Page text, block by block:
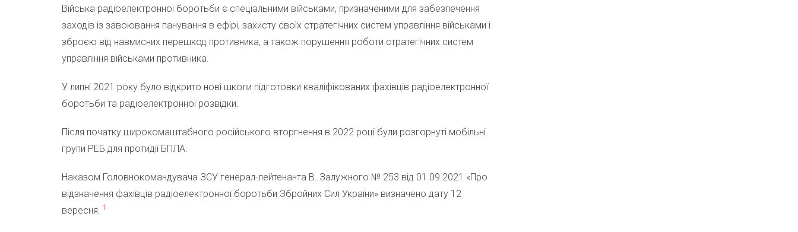
Війська радіоелектронної боротьби є спеціальними військами, призначеними для забезпечення
заходів із завоювання панування в ефірі, захисту своїх стратегічних систем управління військами і
зброєю від навмисних перешкод противника, а також порушення роботи стратегічних систем
управління військами противника.
У липні 2021 року було відкрито нові школи підготовки кваліфікованих фахівців радіоелектронної
боротьби та радіоелектронної розвідки.
Після початку широкомаштабного російського вторгнення в 2022 році були розгорнуті мобільні
групи РЕБ для протидії БПЛА.
Наказом Головнокомандувача ЗСУ генерал-лейтенанта В. Залужного № 253 від 01.09.2021 «Про
відзначення фахівців радіоелектронної боротьби Збройних Сил України» визначено дату 12
вересня.
1